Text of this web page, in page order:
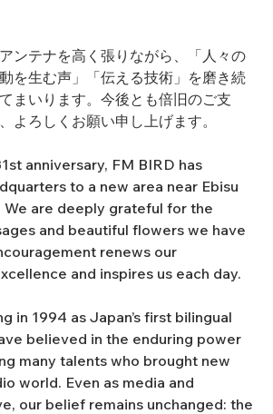
ンテナを高く張りながら、「人々の
を生む声」「伝える技術」を磨き続
まいります。今後とも倍旧のご支
よろしくお願い申し上げます。
anniversary, FM BIRD has
to a new area near Ebisu
We are deeply grateful for the
and beautiful flowers we have
renews our
and inspires us each day.
in 1994 as Japan’s first bilingual
believed in the enduring power
many talents who brought new
world. Even as media and
our belief remains unchanged: the